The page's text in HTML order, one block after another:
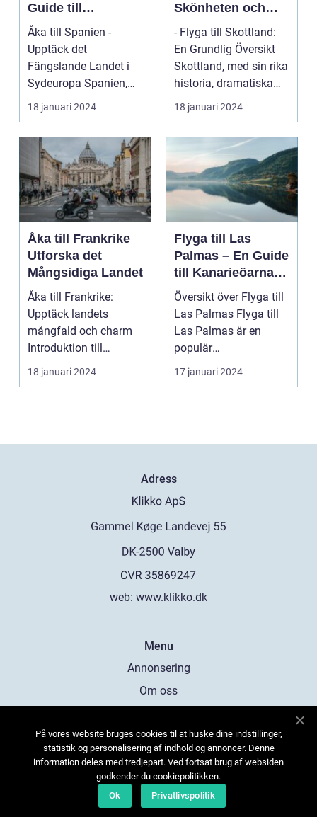
Guide till
Spännande
Resmål och
Resetyper
Åka till Spanien -
Upptäck det
Fängslande Landet i
Sydeuropa Spanien,
beläget i sydvästra
Europa på...
18 januari 2024
Skönheten och
Charmen i Detta
Fascinerande
Land
- Flyga till Skottland:
En Grundlig Översikt
Skottland, med sin rika
historia, dramatiska
landskap ...
18 januari 2024
Åka till Frankrike
Utforska det
Mångsidiga Landet
Åka till Frankrike:
Upptäck landets
mångfald och charm
Introduktion till
Frankrike och dess
popular...
18 januari 2024
Flyga till Las
Palmas – En Guide
till Kanarieöarnas
Pärla
Översikt över Flyga till
Las Palmas Flyga till
Las Palmas är en
populär
semesterdestination
för män...
17 januari 2024
Adress
web: www.klikko.dk
Menu
Annonsering
Om oss
Kontakta oss
Sitemap
På vores website bruges cookies til at huske dine indstillinger,
statistik og personalisering af indhold og annoncer. Denne
information deles med tredjepart. Ved fortsat brug af websiden
godkender du cookiepolitikken.
Ok
Privatlivspolitik